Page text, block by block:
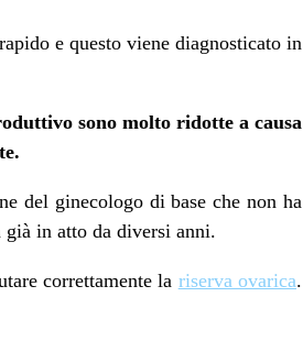
e questo viene diagnosticato in
sono molto ridotte a causa
del ginecologo di base che non ha
in atto da diversi anni.
correttamente la riserva ovarica.